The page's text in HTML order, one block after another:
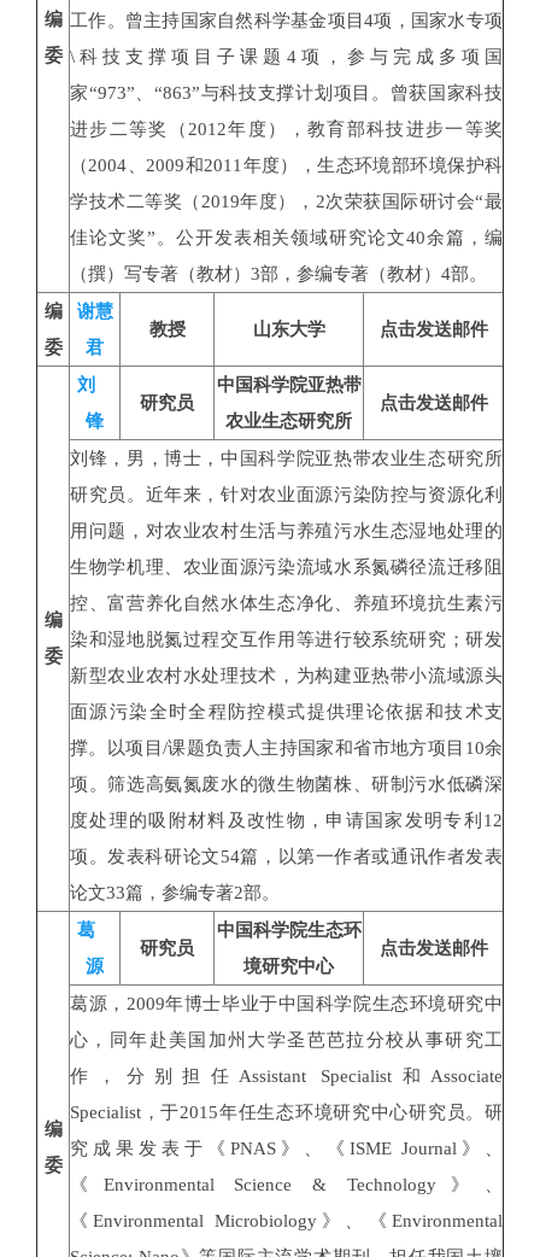
编
委
工作。曾主持国家自然科学基金项目4项，国家水专项
\科技支撑项目子课题4项，参与完成多项国
家“973”、“863”与科技支撑计划项目。曾获国家科技
进步二等奖（2012年度），教育部科技进步一等奖
（2004、2009和2011年度），生态环境部环境保护科
学技术二等奖（2019年度），2次荣获国际研讨会“最
佳论文奖”。公开发表相关领域研究论文40余篇，编
（撰）写专著（教材）3部，参编专著（教材）4部。
编
委
谢慧
君
教授 山东大学 点击发送邮件
编
委
刘
锋
研究员
中国科学院亚热带
农业生态研究所
点击发送邮件
刘锋，男，博士，中国科学院亚热带农业生态研究所
研究员。近年来，针对农业面源污染防控与资源化利
用问题，对农业农村生活与养殖污水生态湿地处理的
生物学机理、农业面源污染流域水系氮磷径流迁移阻
控、富营养化自然水体生态净化、养殖环境抗生素污
染和湿地脱氮过程交互作用等进行较系统研究；研发
新型农业农村水处理技术，为构建亚热带小流域源头
面源污染全时全程防控模式提供理论依据和技术支
撑。以项目/课题负责人主持国家和省市地方项目10余
项。筛选高氨氮废水的微生物菌株、研制污水低磷深
度处理的吸附材料及改性物，申请国家发明专利12
项。发表科研论文54篇，以第一作者或通讯作者发表
论文33篇，参编专著2部。
编
委
葛
源
研究员
中国科学院生态环
境研究中心
点击发送邮件
葛源，2009年博士毕业于中国科学院生态环境研究中
心，同年赴美国加州大学圣芭芭拉分校从事研究工
作，分别担任Assistant Specialist和Associate
Specialist，于2015年任生态环境研究中心研究员。研
究成果发表于《PNAS》、《ISME Journal》、
《Environmental Science & Technology》、
《Environmental Microbiology》、《Environmental